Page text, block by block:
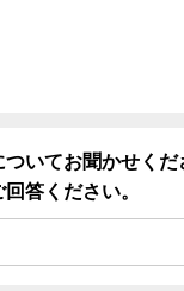
いてお聞かせく
答ください。